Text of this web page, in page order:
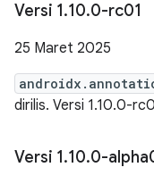
Versi 1.10.0-rc01
25 Maret 2025
dirilis. Versi 1.10.0-
Versi 1.10.0-